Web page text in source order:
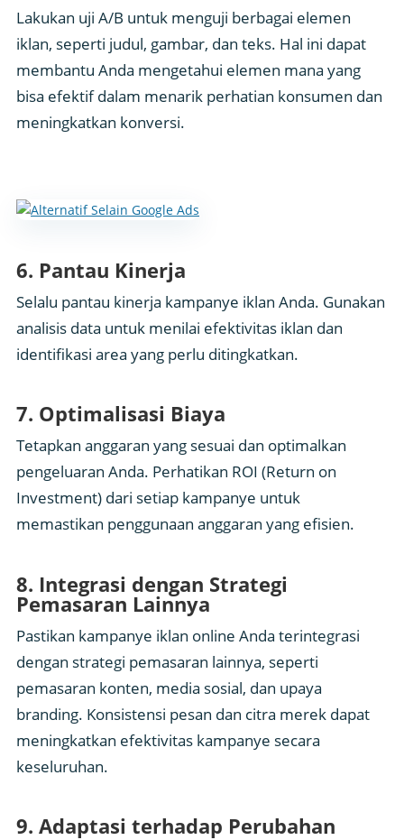
Lakukan uji A/B untuk menguji berbagai elemen
iklan, seperti judul, gambar, dan teks. Hal ini dapat
membantu Anda mengetahui elemen mana yang
bisa efektif dalam menarik perhatian konsumen dan
meningkatkan konversi.
6. Pantau Kinerja
Selalu pantau kinerja kampanye iklan Anda. Gunakan
analisis data untuk menilai efektivitas iklan dan
identifikasi area yang perlu ditingkatkan.
7. Optimalisasi Biaya
Tetapkan anggaran yang sesuai dan optimalkan
pengeluaran Anda. Perhatikan ROI (Return on
Investment) dari setiap kampanye untuk
memastikan penggunaan anggaran yang efisien.
8. Integrasi dengan Strategi
Pemasaran Lainnya
Pastikan kampanye iklan online Anda terintegrasi
dengan strategi pemasaran lainnya, seperti
pemasaran konten, media sosial, dan upaya
branding. Konsistensi pesan dan citra merek dapat
meningkatkan efektivitas kampanye secara
keseluruhan.
9. Adaptasi terhadap Perubahan